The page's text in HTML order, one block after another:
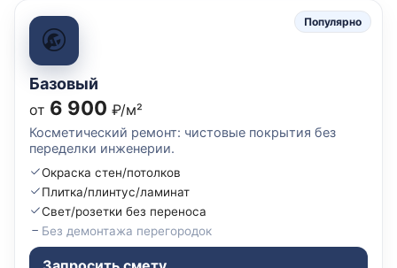
Популярно
Базовый
от 6 900 ₽/м²
Косметический ремонт: чистовые покрытия без
переделки инженерии.
Окраска стен/потолков
Плитка/плинтус/ламинат
Свет/розетки без переноса
Без демонтажа перегородок